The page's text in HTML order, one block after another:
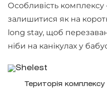
Особливість
залишитися як на
long stay, щоб
ніби на канікулах у
Територія